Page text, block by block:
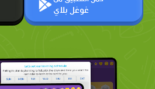
غوغل بلاي